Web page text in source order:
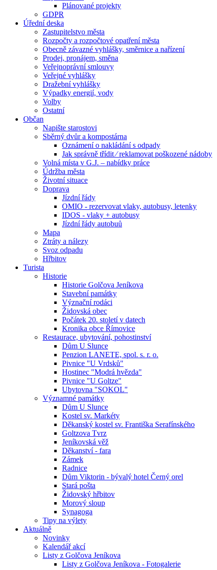
Plánované projekty
GDPR
Úřední deska
Zastupitelstvo města
Rozpočty a rozpočtové opatření města
Obecně závazné vyhlášky, směrnice a nařízení
Prodej, pronájem, směna
Veřejnoprávní smlouvy
Veřejné vyhlášky
Dražební vyhlášky
Výpadky energií, vody
Volby
Ostatní
Občan
Napište starostovi
Sběrný dvůr a kompostárna
Oznámení o nakládání s odpady
Jak správně třídit ⁄ reklamovat poškozené nádoby
Volná místa v G.J. – nabídky práce
Údržba města
Životní situace
Doprava
Jízdní řády
OMIO - rezervovat vlaky, autobusy, letenky
IDOS - vlaky + autobusy
Jízdní řády autobuů
Mapa
Ztráty a nálezy
Svoz odpadu
Hřbitov
Turista
Historie
Historie Golčova Jeníkova
Stavební památky
Význační rodáci
Židovská obec
Počátek 20. století v datech
Kronika obce Římovice
Restaurace, ubytování, pohostinství
Dům U Slunce
Penzion LANETE, spol. s. r. o.
Pivnice "U Vrdsků"
Hostinec "Modrá hvězda"
Pivnice "U Goltze"
Ubytovna "SOKOL"
Významné památky
Dům U Slunce
Kostel sv. Markéty
Děkanský kostel sv. Františka Serafínského
Goltzova Tvrz
Jeníkovská věž
Děkanství - fara
Zámek
Radnice
Dům Viktorin - bývalý hotel Černý orel
Stará pošta
Židovský hřbitov
Morový sloup
Synagoga
Tipy na výlety
Aktuálně
Novinky
Kalendář akcí
Listy z Golčova Jeníkova
Listy z Golčova Jeníkova - Fotogalerie